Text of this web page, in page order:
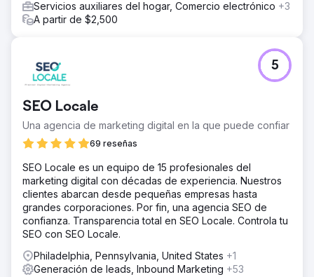
Servicios auxiliares del hogar, Comercio electrónico +3
A partir de $2,500
SEO Locale
Una agencia de marketing digital en la que puede confiar
69 reseñas
5
SEO Locale es un equipo de 15 profesionales del
marketing digital con décadas de experiencia. Nuestros
clientes abarcan desde pequeñas empresas hasta
grandes corporaciones. Por fin, una agencia SEO de
confianza. Transparencia total en SEO Locale. Controla tu
SEO con SEO Locale.
Philadelphia, Pennsylvania, United States +1
Generación de leads, Inbound Marketing +53